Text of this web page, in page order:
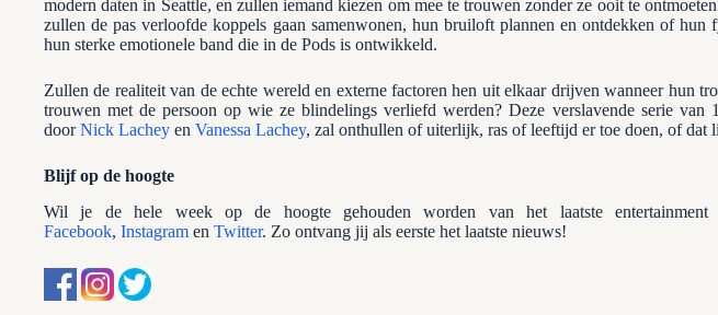
modern daten in Seattle, en zullen iemand kiezen om mee te trouwen zonder ze ooit te
zullen de pas verloofde koppels gaan samenwonen, hun bruiloft plannen en ontdekken of hun
hun sterke emotionele band die in de Pods is ontwikkeld.
Zullen de realiteit van de echte wereld en externe factoren hen uit elkaar drijven wanneer hun
trouwen met de persoon op wie ze blindelings verliefd werden? Deze verslavende serie van
doorNick Lachey en Vanessa Lachey, zal onthullen of uiterlijk, ras of leeftijd er toe doen, of dat
Blijf op de hoogte
Wil je de hele week op de hoogte gehouden worden van het laatste
Facebook, Instagram en Twitter. Zo ontvang jij als eerste het laatste nieuws!